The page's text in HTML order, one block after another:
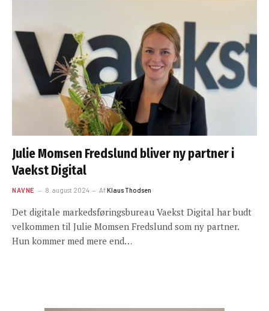
Julie Momsen Fredslund bliver ny partner i
Vaekst Digital
NAVNE 8. august 2024 AfKlaus Thodsen
Det digitale markedsføringsbureau Vaekst Digital har budt
velkommen til Julie Momsen Fredslund som ny partner.
Hun kommer med mere end…